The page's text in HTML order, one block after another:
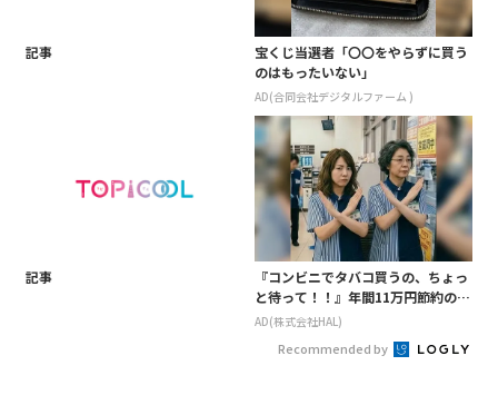
記事
宝くじ当選者「〇〇をやらずに買う
のはもったいない」
AD(合同会社デジタルファーム )
記事
『コンビニでタバコ買うの、ちょっ
と待って！！』年間11万円節約の新
型タバコ
AD(株式会社HAL)
Recommended by